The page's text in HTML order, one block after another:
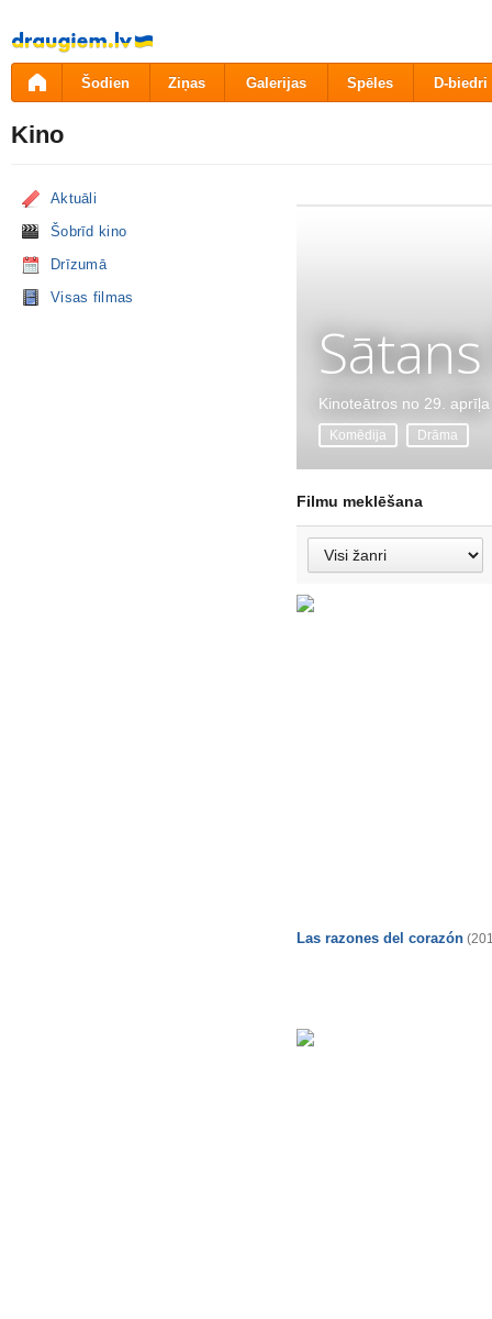
Pāriet
uz
saturu
Šodien Ziņas Galerijas Spēles D-biedri
Kino
Aktuāli
Šobrīd kino
Drīzumā
Visas filmas
Kinoteātros no 29. aprīļa
Komēdija Drāma
Filmu meklēšana
Las razones del corazón